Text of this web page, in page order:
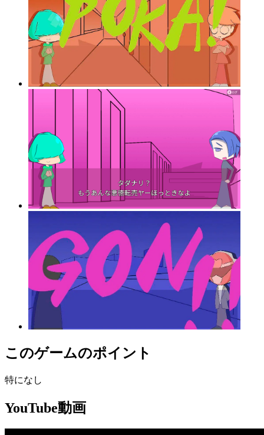
このゲームのポイント
特になし
YouTube動画